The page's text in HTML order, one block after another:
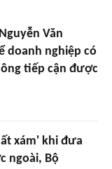
Văn
doanh nghiệp có
tiếp cận được
xám' khi đưa
ngoài, Bộ